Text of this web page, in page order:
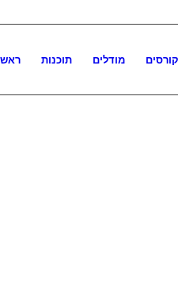
תוכנות מודלים קורסים